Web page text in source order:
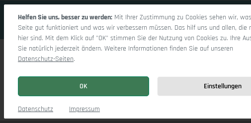
Helfen Sie uns, besser zu werden: Mit Ihrer Zustimmung zu Cookies sehen wir,
Seite gut funktioniert und was wir verbessern müssen. Das hilf uns und allen, die
hier sind. Mit dem Klick auf "OK" stimmen Sie der Nutzung von Cookies zu. Ihre
Sie natürlich jederzeit ändern. Weitere Informationen finden Sie auf unseren
Datenschutz-Seiten.
OK Einstellungen
Datenschutz Impressum